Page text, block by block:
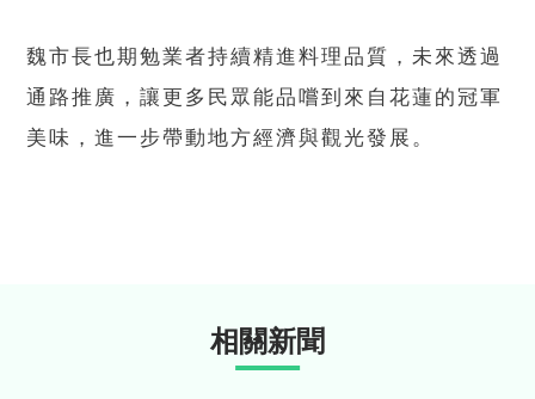
魏市長也期勉業者持續精進料理品質，未來透過
通路推廣，讓更多民眾能品嚐到來自花蓮的冠軍
美味，進一步帶動地方經濟與觀光發展。
相關新聞